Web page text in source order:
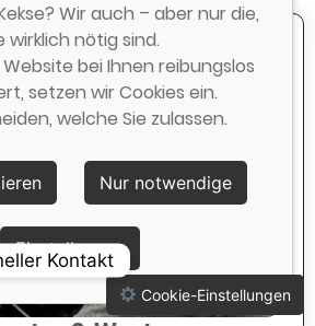
Wir auch – aber nur die,
wirklich nötig sind.
bei Ihnen reibungslos
setzen wir Cookies ein.
welche Sie zulassen.
Nur notwendige
Einstellungen
Cookie-Einstellungen
Kontakt